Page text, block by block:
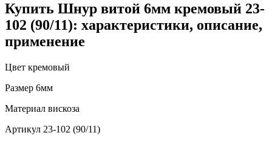
Купить Шнур витой 6мм кремовый 23-
102 (90/11): характеристики, описание,
применение
Цвет кремовый
Размер 6мм
Материал вискоза
Артикул 23-102 (90/11)